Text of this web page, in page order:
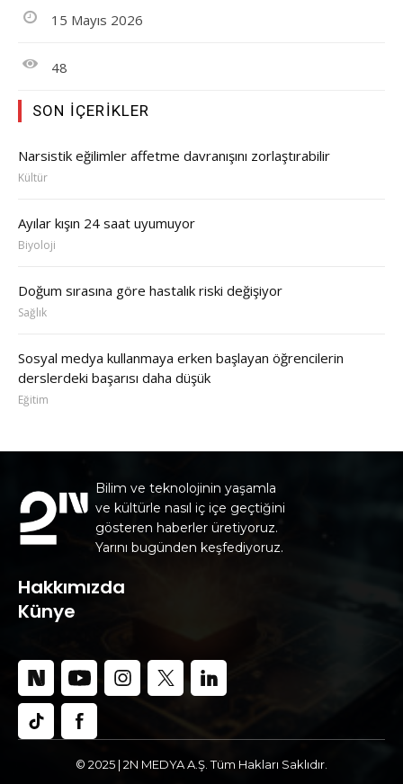
15 Mayıs 2026
48
SON İÇERIKLER
Narsistik eğilimler affetme davranışını zorlaştırabilir
Kültür
Ayılar kışın 24 saat uyumuyor
Biyoloji
Doğum sırasına göre hastalık riski değişiyor
Sağlık
Sosyal medya kullanmaya erken başlayan öğrencilerin
derslerdeki başarısı daha düşük
Eğitim
Bilim ve teknolojinin yaşamla
ve kültürle nasıl iç içe geçtiğini
gösteren haberler üretiyoruz.
Yarını bugünden keşfediyoruz.
Hakkımızda
Künye
© 2025 | 2N MEDYA A.Ş. Tüm Hakları Saklıdır.